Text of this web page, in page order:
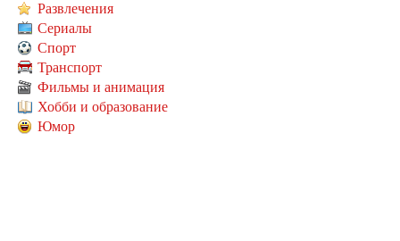
Развлечения
Сериалы
Спорт
Транспорт
Фильмы и анимация
Хобби и образование
Юмор